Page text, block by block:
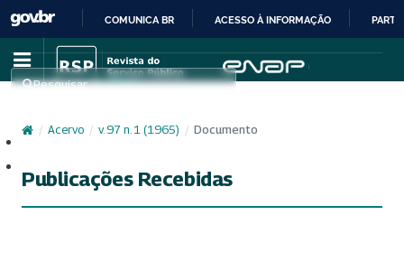
IR
PARA
CONTEÚDO
COMUNICA BR ACESSO À INFORMAÇÃO
Pesquisar
/ Acervo / v. 97 n. 1 (1965) / Documento
Publicações Recebidas